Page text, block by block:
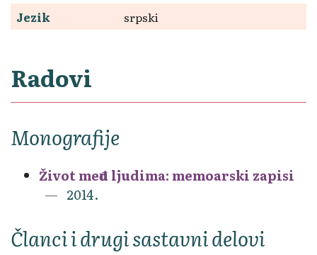
Jezik
srpski
Radovi
Monografije
Život među ljudima: memoarski zapisi
2014.
Članci i drugi sastavni delovi